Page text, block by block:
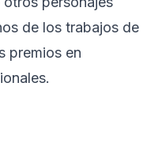
de los trabajos de
premios en